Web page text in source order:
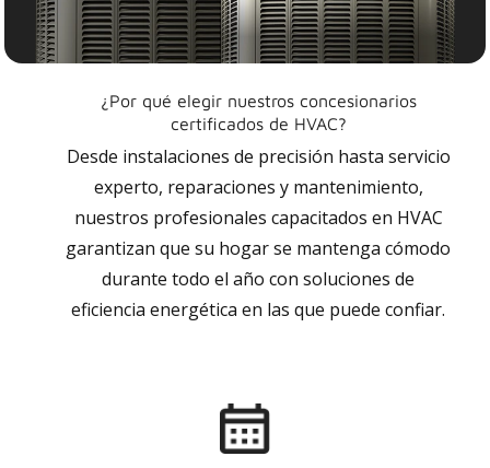
¿Por qué elegir nuestros concesionarios
certificados de HVAC?
Desde instalaciones de precisión hasta servicio
experto, reparaciones y mantenimiento,
nuestros profesionales capacitados en HVAC
garantizan que su hogar se mantenga cómodo
durante todo el año con soluciones de
eficiencia energética en las que puede confiar.